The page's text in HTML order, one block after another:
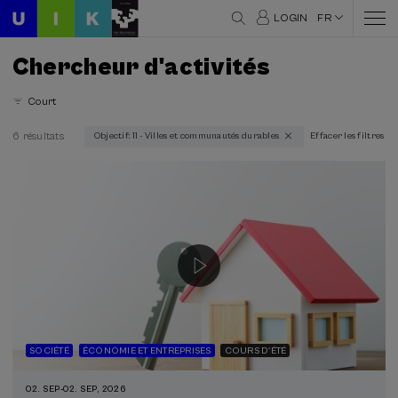
LOGIN FR
Chercheur d'activités
Court
Économie et entreprises (2)
En personne (6)
Cours en ligne en direct (4)
6 résultats Objectif: 11 - Villes et communautés durables Effacer les filtres
SOCIÉTÉ ÉCONOMIE ET ENTREPRISES COURS D'ÉTÉ
02. SEP-02. SEP, 2026